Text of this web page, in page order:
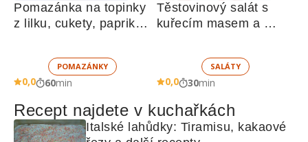
Pomazánka na topinky
z lilku, cukety, paprik,
žampionů
POMAZÁNKY
0,0 60min
Těstovinový salát s
kuřecím masem a
SALÁTY
0,0 30min
Recept najdete v kuchařkách
Italské lahůdky: Tiramisu, kakaové